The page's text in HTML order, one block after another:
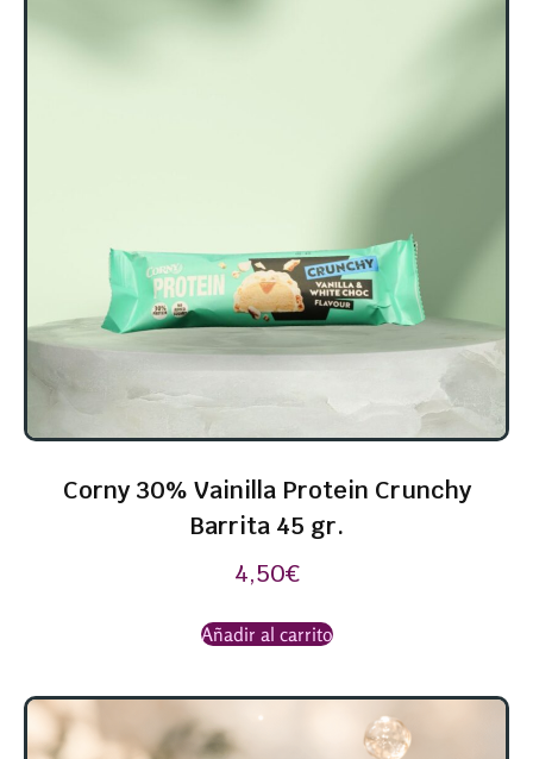
Corny 30% Vainilla Protein Crunchy
Barrita 45 gr.
4,50€
Añadir al carrito